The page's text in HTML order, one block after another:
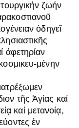
τουργικήν ζωήν
ὁδηγεῖ
ἀφετηρίαν
μένην
τῆς Ἁγίας καί
καί μετανοίᾳ,
ἐν